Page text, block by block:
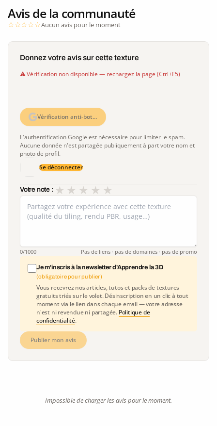
Avis de la communauté
Aucun avis pour le moment
Donnez votre avis sur cette texture
Vérification non disponible — rechargez la page (Ctrl+F5)
Vérification anti-bot…
L'authentification Google est nécessaire pour limiter le spam.
Aucune donnée n'est partagée publiquement à part votre nom et
photo de profil.
Se déconnecter
Votre note : ★
★
★
★
★
0/1000 Pas de liens · pas de domaines · pas de promo
Je m'inscris à la newsletter d'Apprendre la 3D
(obligatoire pour publier)
Vous recevrez nos articles, tutos et packs de textures
gratuits triés sur le volet. Désinscription en un clic à tout
moment via le lien dans chaque email — votre adresse
n'est ni revendue ni partagée. Politique de
confidentialité.
Publier mon avis
Impossible de charger les avis pour le moment.